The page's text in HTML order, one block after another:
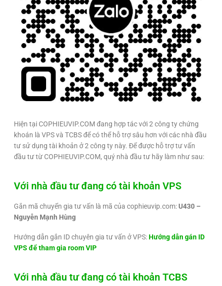
Hiện tại COPHIEUVIP.COM đang hợp tác với 2 công ty chứng
khoán là VPS và TCBS để có thể hỗ trợ sâu hơn với các nhà đầu
tư sử dụng tài khoản ở 2 công ty này. Để được hỗ trợ tư vấn
đầu tư từ COPHIEUVIP.COM, quý nhà đầu tư hãy làm như sau:
Với nhà đầu tư đang có tài khoản VPS
Gắn mã chuyển gia tư vấn là mã của cophieuvip.com:U430 –
Nguyễn Mạnh Hùng
Hướng dẫn gắn ID chuyên gia tư vấn ở VPS:Hướng dẫn gán ID
VPS để tham gia room VIP
Với nhà đầu tư đang có tài khoản TCBS